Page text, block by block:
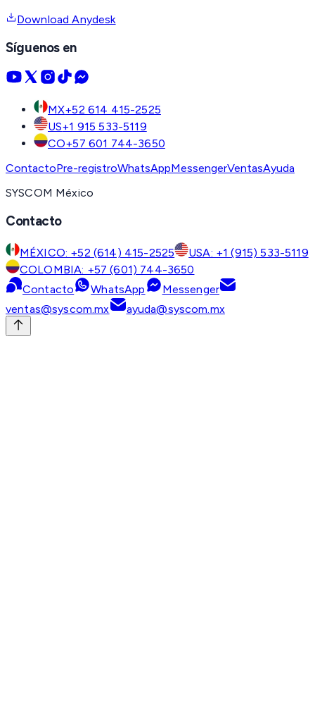
Download Anydesk
Síguenos en
MX+52 614 415-2525
US+1 915 533-5119
CO+57 601 744-3650
ContactoPre-registroWhatsAppMessengerVentasAyuda
SYSCOM México
Contacto
MÉXICO: +52 (614) 415-2525
USA: +1 (915) 533-5119
COLOMBIA: +57 (601) 744-3650
Contacto
WhatsApp
Messenger
ventas@syscom.mx
ayuda@syscom.mx